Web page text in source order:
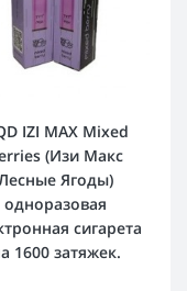
IZI MAX Mixed
(Изи Макс
Ягоды)
одноразовая
сигарета
1600 затяжек.